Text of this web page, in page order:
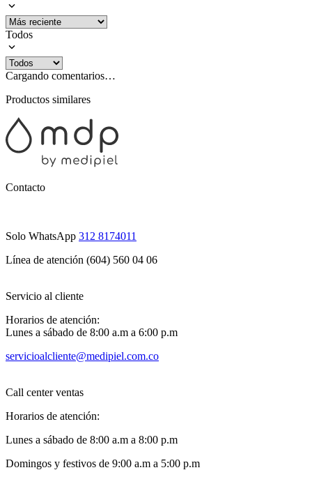
Todos
Cargando comentarios…
Productos similares
Contacto
Solo WhatsApp 312 8174011
Línea de atención (604) 560 04 06
Servicio al cliente
Horarios de atención:
Lunes a sábado de 8:00 a.m a 6:00 p.m
servicioalcliente@medipiel.com.co
Call center ventas
Horarios de atención:
Lunes a sábado de 8:00 a.m a 8:00 p.m
Domingos y festivos de 9:00 a.m a 5:00 p.m